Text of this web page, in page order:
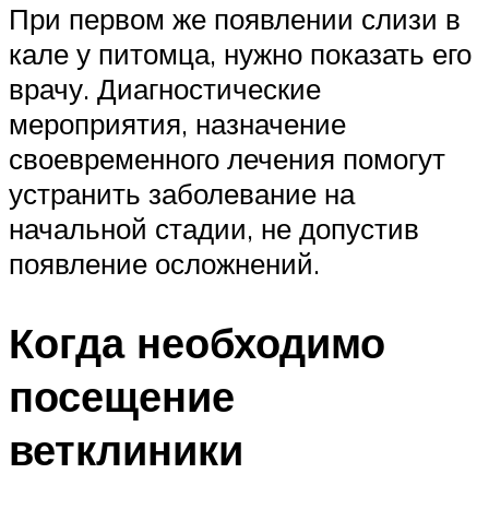
При первом же появлении слизи в
кале у питомца, нужно показать его
врачу. Диагностические
мероприятия, назначение
своевременного лечения помогут
устранить заболевание на
начальной стадии, не допустив
появление осложнений.
Когда необходимо
посещение
ветклиники